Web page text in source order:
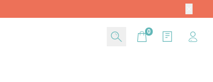
Cart0